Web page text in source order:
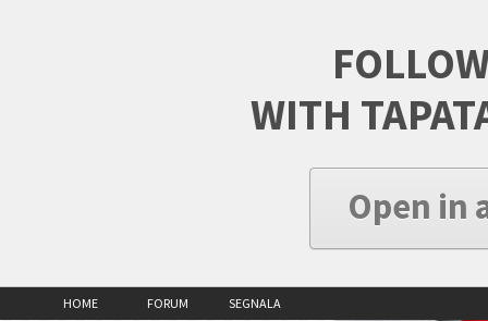
WITH
Open in
HOME FORUM SEGNALA